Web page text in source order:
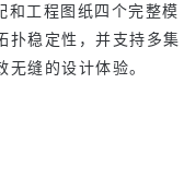
工程图纸四个完整模
扑稳定性，并支持多集
缝的设计体验。